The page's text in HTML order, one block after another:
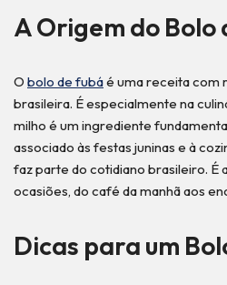
A Origem do Bolo
O bolo de fubáé uma receita com
brasileira. É especialmente na
milho é um ingrediente
associado às festas juninas e à
faz parte do cotidiano brasileiro. É
ocasiões, do café da manhã aos
Dicas para um